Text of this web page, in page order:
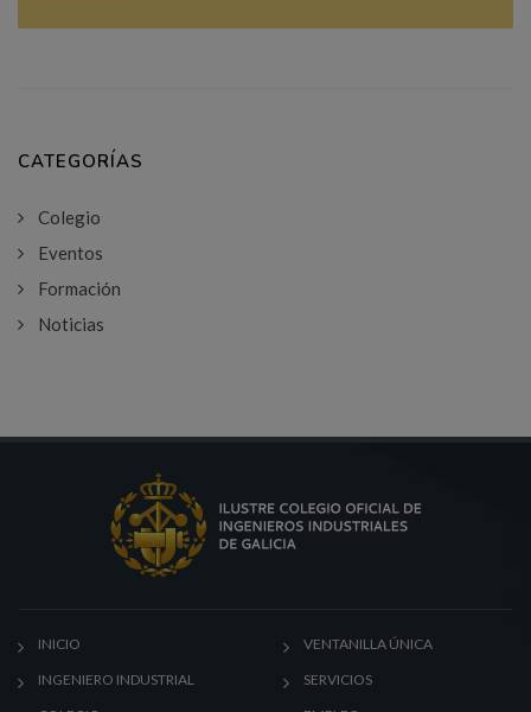
CATEGORÍAS
Colegio
Eventos
Formación
Noticias
INICIO
INGENIERO INDUSTRIAL
VENTANILLA ÚNICA
SERVICIOS